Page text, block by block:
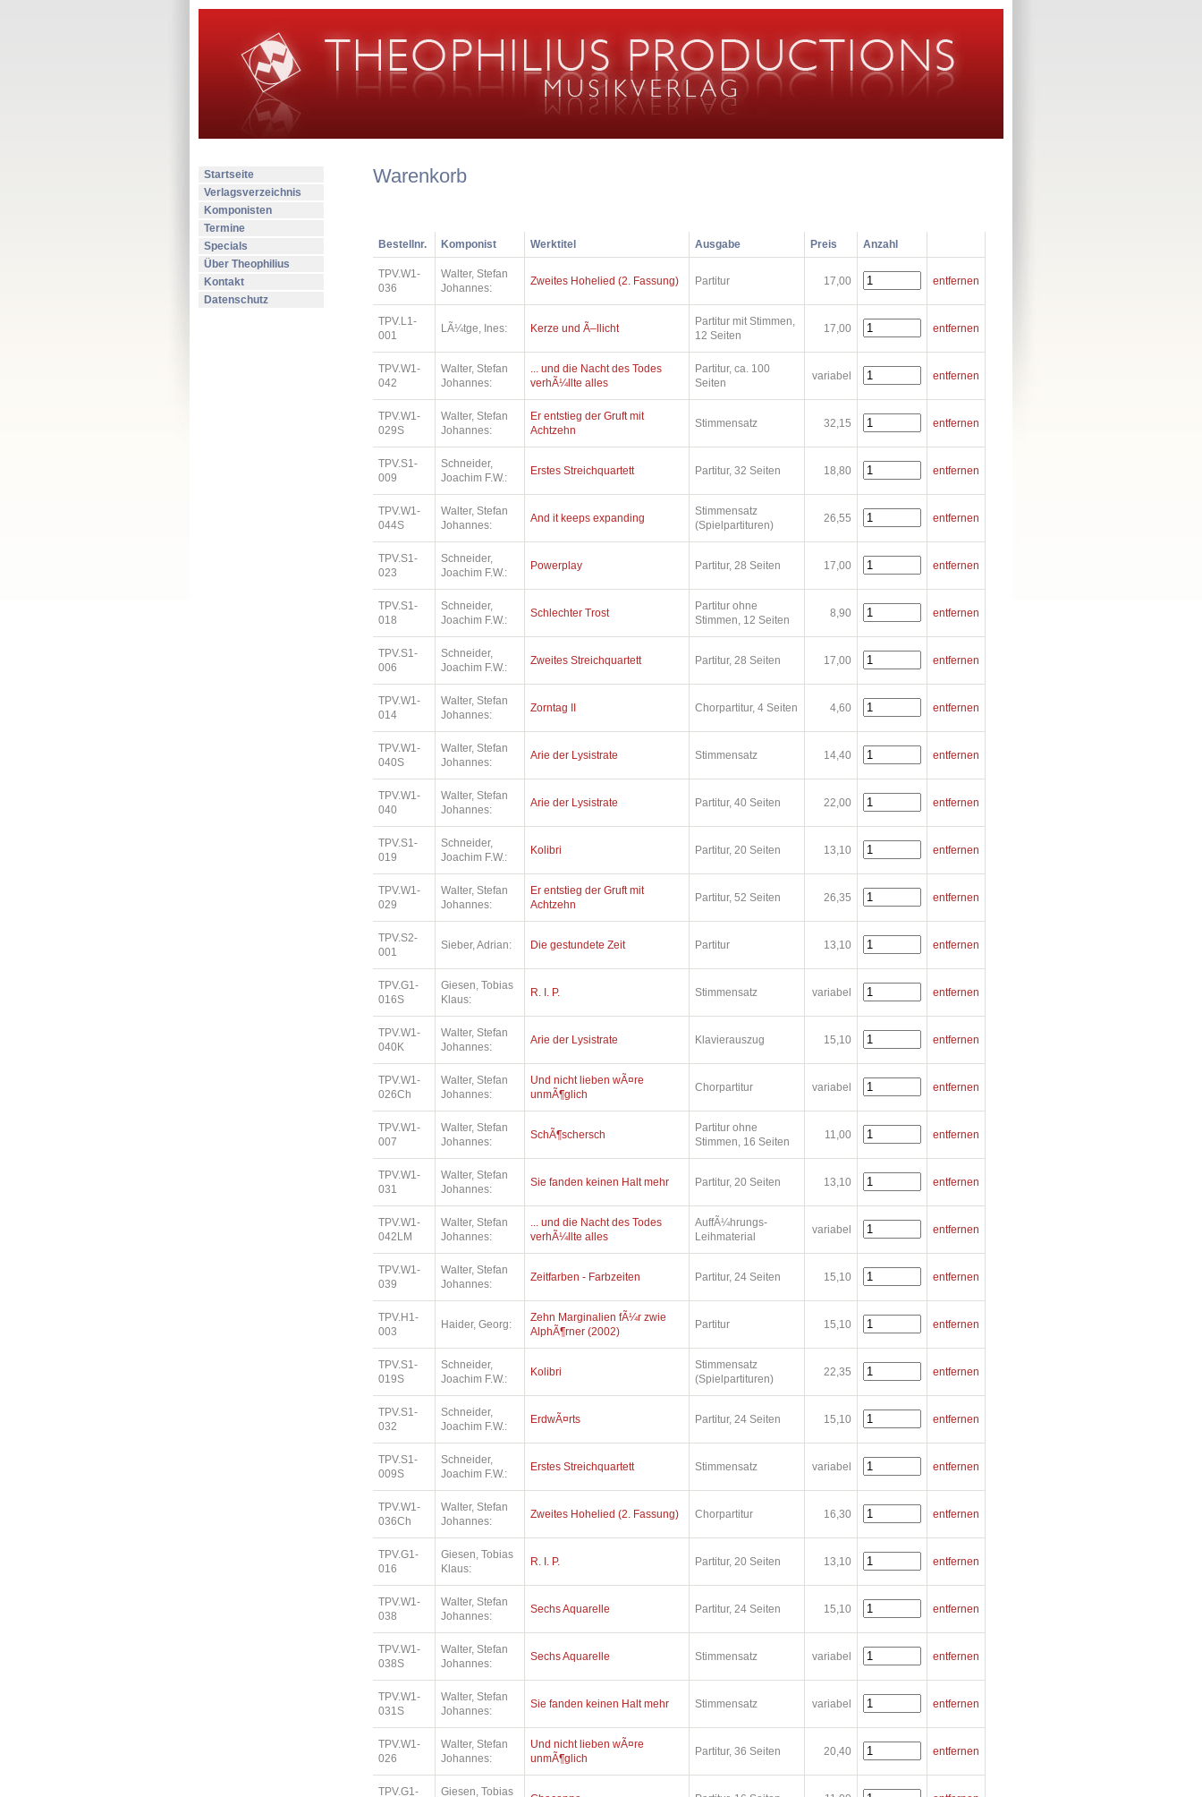
Startseite
Verlagsverzeichnis
Komponisten
Termine
Specials
Über Theophilius
Kontakt
Datenschutz
Warenkorb
Bestellnr. Komponist Werktitel Ausgabe Preis Anzahl
TPV.W1-
036
Walter, Stefan
Johannes:
Zweites Hohelied (2. Fassung) Partitur 17,00 entfernen
TPV.L1-
001
LÃ¼tge, Ines: Kerze und Ã–llicht
Partitur mit Stimmen,
12 Seiten
17,00 entfernen
TPV.W1-
042
Walter, Stefan
Johannes:
... und die Nacht des Todes
verhÃ¼llte alles
Partitur, ca. 100
Seiten
variabel entfernen
TPV.W1-
029S
Walter, Stefan
Johannes:
Er entstieg der Gruft mit
Achtzehn
Stimmensatz 32,15 entfernen
TPV.S1-
009
Schneider,
Joachim F.W.:
Erstes Streichquartett Partitur, 32 Seiten 18,80 entfernen
TPV.W1-
044S
Walter, Stefan
Johannes:
And it keeps expanding
Stimmensatz
(Spielpartituren)
26,55 entfernen
TPV.S1-
023
Schneider,
Joachim F.W.:
Powerplay Partitur, 28 Seiten 17,00 entfernen
TPV.S1-
018
Schneider,
Joachim F.W.:
Schlechter Trost
Partitur ohne
Stimmen, 12 Seiten
8,90 entfernen
TPV.S1-
006
Schneider,
Joachim F.W.:
Zweites Streichquartett Partitur, 28 Seiten 17,00 entfernen
TPV.W1-
014
Walter, Stefan
Johannes:
Zorntag II Chorpartitur, 4 Seiten 4,60 entfernen
TPV.W1-
040S
Walter, Stefan
Johannes:
Arie der Lysistrate Stimmensatz 14,40 entfernen
TPV.W1-
040
Walter, Stefan
Johannes:
Arie der Lysistrate Partitur, 40 Seiten 22,00 entfernen
TPV.S1-
019
Schneider,
Joachim F.W.:
Kolibri Partitur, 20 Seiten 13,10 entfernen
TPV.W1-
029
Walter, Stefan
Johannes:
Er entstieg der Gruft mit
Achtzehn
Partitur, 52 Seiten 26,35 entfernen
TPV.S2-
001
Sieber, Adrian: Die gestundete Zeit Partitur 13,10 entfernen
TPV.G1-
016S
Giesen, Tobias
Klaus:
R. I. P. Stimmensatz variabel entfernen
TPV.W1-
040K
Walter, Stefan
Johannes:
Arie der Lysistrate Klavierauszug 15,10 entfernen
TPV.W1-
026Ch
Walter, Stefan
Johannes:
Und nicht lieben wÃ¤re
unmÃ¶glich
Chorpartitur variabel entfernen
TPV.W1-
007
Walter, Stefan
Johannes:
SchÃ¶schersch
Partitur ohne
Stimmen, 16 Seiten
11,00 entfernen
TPV.W1-
031
Walter, Stefan
Johannes:
Sie fanden keinen Halt mehr Partitur, 20 Seiten 13,10 entfernen
TPV.W1-
042LM
Walter, Stefan
Johannes:
... und die Nacht des Todes
verhÃ¼llte alles
AuffÃ¼hrungs-
Leihmaterial
variabel entfernen
TPV.W1-
039
Walter, Stefan
Johannes:
Zeitfarben - Farbzeiten Partitur, 24 Seiten 15,10 entfernen
TPV.H1-
003
Haider, Georg:
Zehn Marginalien fÃ¼r zwie
AlphÃ¶rner (2002)
Partitur 15,10 entfernen
TPV.S1-
019S
Schneider,
Joachim F.W.:
Kolibri
Stimmensatz
(Spielpartituren)
22,35 entfernen
TPV.S1-
032
Schneider,
Joachim F.W.:
ErdwÃ¤rts Partitur, 24 Seiten 15,10 entfernen
TPV.S1-
009S
Schneider,
Joachim F.W.:
Erstes Streichquartett Stimmensatz variabel entfernen
TPV.W1-
036Ch
Walter, Stefan
Johannes:
Zweites Hohelied (2. Fassung) Chorpartitur 16,30 entfernen
TPV.G1-
016
Giesen, Tobias
Klaus:
R. I. P. Partitur, 20 Seiten 13,10 entfernen
TPV.W1-
038
Walter, Stefan
Johannes:
Sechs Aquarelle Partitur, 24 Seiten 15,10 entfernen
TPV.W1-
038S
Walter, Stefan
Johannes:
Sechs Aquarelle Stimmensatz variabel entfernen
TPV.W1-
031S
Walter, Stefan
Johannes:
Sie fanden keinen Halt mehr Stimmensatz variabel entfernen
TPV.W1-
026
Walter, Stefan
Johannes:
Und nicht lieben wÃ¤re
unmÃ¶glich
Partitur, 36 Seiten 20,40 entfernen
TPV.G1-
Giesen, Tobias